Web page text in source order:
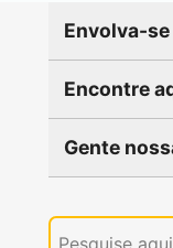
Envolva-se
Encontre
Gente